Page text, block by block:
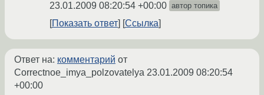
23.01.2009 08:20:54 +00:00 автор топика
Показать ответ Ссылка
Ответ на: комментарий от
Correctnoe_imya_polzovatelya 23.01.2009 08:20:54
+00:00